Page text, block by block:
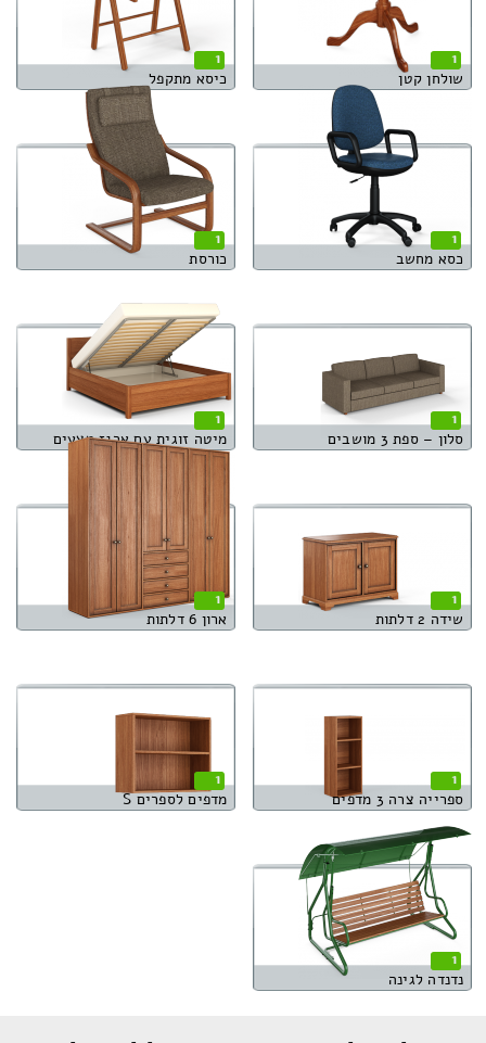
1
שולחן קטן
1
כיסא מתקפל
1
כסא מחשב
1
כורסת
1
סלון – ספת 3 מושבים
1
מיטה זוגית עם ארגז מצעים
1
שידה 2 דלתות
1
ארון 6 דלתות
1
ספרייה צרה 3 מדפים
1
מדפים לספרים S
1
נדנדה לגינה